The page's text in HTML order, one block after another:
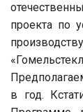
проекта по
в год.